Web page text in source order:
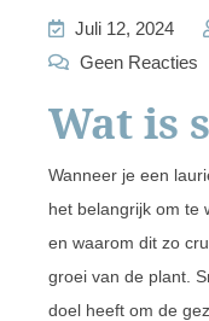
Juli 12, 2024
Geen Reacties
Wat is
Wanneer je een
het belangrijk om te
en waarom dit zo
groei van de plant.
doel heeft om de